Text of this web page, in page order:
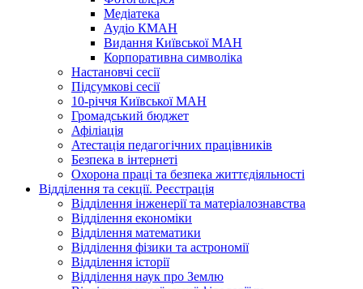
Медіатека
Аудіо КМАН
Видання Київської МАН
Корпоративна символіка
Настановчі сесії
Підсумкові сесії
10-річчя Київської МАН
Громадський бюджет
Афіліація
Атестація педагогічних працівників
Безпека в інтернеті
Охорона праці та безпека життєдіяльності
Відділення та секції. Реєстрація
Відділення інженерії та матеріалознавства
Відділення економіки
Відділення математики
Відділення фізики та астрономії
Відділення історії
Відділення наук про Землю